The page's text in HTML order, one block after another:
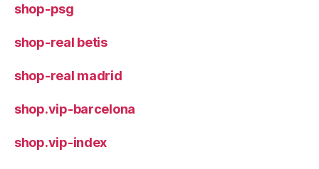
shop-psg
shop-real betis
shop-real madrid
shop.vip-barcelona
shop.vip-index